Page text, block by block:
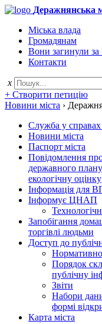
Деражнянська
Міська влада
Громадянам
Вони загинули за
Контакти
x
+ Створити петицію
Новини міста ›
Служба у справах
Новини міста
Паспорт міста
Повідомлення
державного
екологічну оцінку
Інформація для
Інформує ЦНАП
Запобігання
торгівлі людьми
Доступ до
Порядок
публічну
Звіти
Набори
формі
Карта міста